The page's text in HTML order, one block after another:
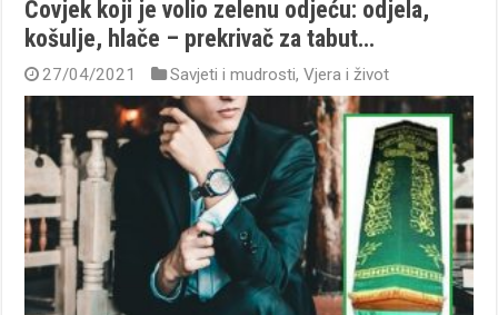
Čovjek koji je volio zelenu odjeću: odjela,
košulje, hlače – prekrivač za tabut…
27/04/2021 Savjeti i mudrosti,Vjera i život